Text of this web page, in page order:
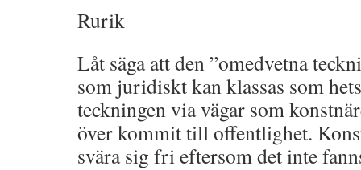
Rurik
Låt säga att den ”omedvetna
som juridiskt kan klassas som
teckningen via vägar som
över kommit till offentlighet.
svära sig fri eftersom det inte